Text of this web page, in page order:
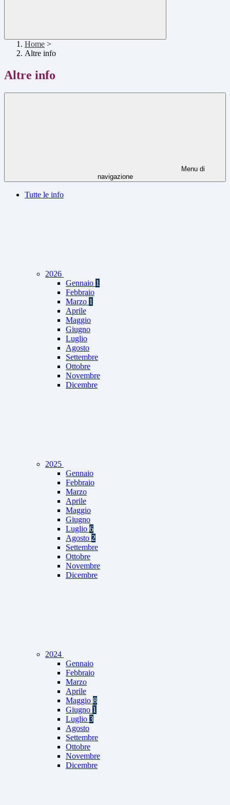
Home >
Altre info
Altre info
Menu di
navigazione
Tutte le info
2026
Gennaio 1
Febbraio
Marzo 1
Aprile
Maggio
Giugno
Luglio
Agosto
Settembre
Ottobre
Novembre
Dicembre
2025
Gennaio
Febbraio
Marzo
Aprile
Maggio
Giugno
Luglio 6
Agosto 2
Settembre
Ottobre
Novembre
Dicembre
2024
Gennaio
Febbraio
Marzo
Aprile
Maggio 8
Giugno 1
Luglio 3
Agosto
Settembre
Ottobre
Novembre
Dicembre